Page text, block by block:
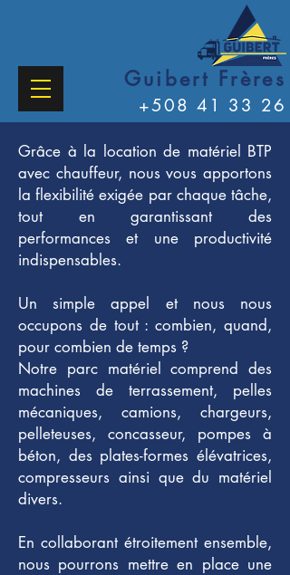
Guibert Frères
+508 41 33 26
Grâce à la location de matériel BTP
avec chauffeur, nous vous apportons
la flexibilité exigée par chaque tâche,
tout en garantissant des
performances et une productivité
indispensables.
Un simple appel et nous nous
occupons de tout : combien, quand,
pour combien de temps ?
Notre parc matériel comprend des
machines de terrassement, pelles
mécaniques, camions, chargeurs,
pelleteuses, concasseur, pompes à
béton, des plates-formes élévatrices,
compresseurs ainsi que du matériel
divers.
En collaborant étroitement ensemble,
nous pourrons mettre en place une